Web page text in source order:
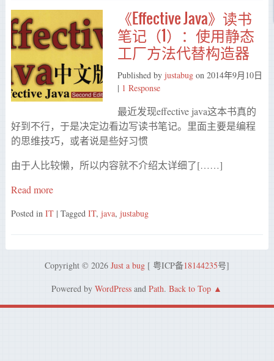
《Effective Java》读书
笔记（1）：使用静态
工厂方法代替构造器
Published by justabugon 2014年9月10日
| 1 Response
最近发现effective java这本书真的
好到不行，于是决定边看边写读书笔记。里面主要是编程
的思维技巧，或者说是些好习惯
由于人比较懒，所以内容就不介绍太详细了[……]
Read more
Posted in IT | Tagged IT, java, justabug
Copyright © 2026 Just a bug[ 粤ICP备18144235号]
Powered byWordPress andPath.Back to Top